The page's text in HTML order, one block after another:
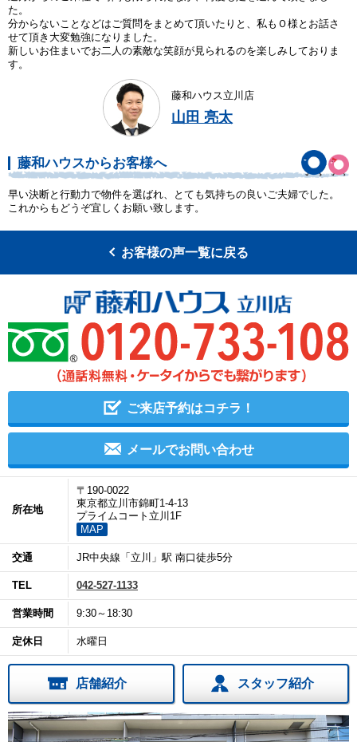
た。
分からないことなどはご質問をまとめて頂いたりと、私もＯ様とお話さ
せて頂き大変勉強になりました。
新しいお住まいでお二人の素敵な笑顔が見られるのを楽しみしておりま
す。
藤和ハウス立川店
山田 亮太
藤和ハウスからお客様へ
早い決断と行動力で物件を選ばれ、とても気持ちの良いご夫婦でした。
これからもどうぞ宜しくお願い致します。
お客様の声一覧に戻る
ご来店予約はコチラ！
メールでお問い合わせ
所在地
〒190-0022
東京都立川市錦町1-4-13
プライムコート立川1F
MAP
交通 JR中央線「立川」駅 南口徒歩5分
TEL 042-527-1133
営業時間 9:30～18:30
定休日 水曜日
店舗紹介 スタッフ紹介